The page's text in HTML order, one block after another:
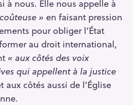
à nous. Elle nous appelle à
» en faisant pression
pour obliger l’État
au droit international,
« aux côtés des voix
qui appellent à la justice
aux côtés aussi de l’Église